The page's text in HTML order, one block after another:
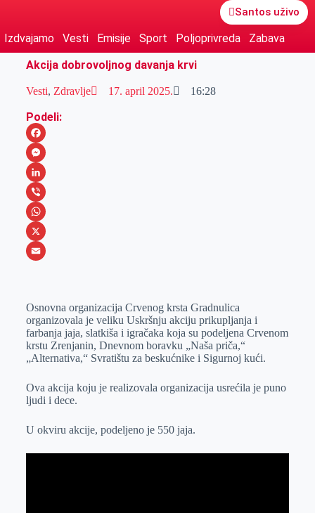
Santos uživo
Izdvajamo Vesti Emisije Sport Poljoprivreda
Zabava
Akcija dobrovoljnog davanja krvi
Vesti, Zdravlje 17. april 2025. 16:28
Podeli:
F
a
c
e
b
o
M
e
s
s
e
e
r
L
i
n
k
I
n
V
i
b
W
h
s
A
p
X
a
i
l
Osnovna organizacija Crvenog krsta Gradnulica
organizovala je veliku Uskršnju akciju prikupljanja i
farbanja jaja, slatkiša i igračaka koja su podeljena Crvenom
krstu Zrenjanin, Dnevnom boravku „Naša priča,“
„Alternativa,“ Svratištu za beskućnike i Sigurnoj kući.
Ova akcija koju je realizovala organizacija usrećila je puno
ljudi i dece.
U okviru akcije, podeljeno je 550 jaja.